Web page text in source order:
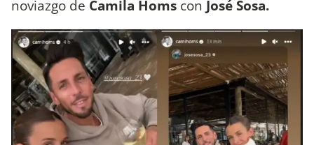
noviazgo de Camila Homs con José Sosa.